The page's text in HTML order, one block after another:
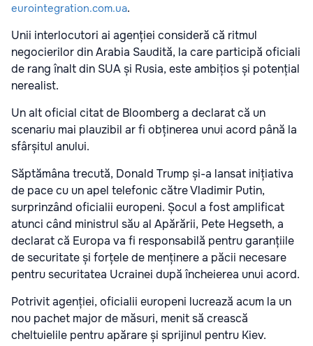
eurointegration.com.ua.
Unii interlocutori ai agenției consideră că ritmul
negocierilor din Arabia Saudită, la care participă oficiali
de rang înalt din SUA și Rusia, este ambițios și potențial
nerealist.
Un alt oficial citat de Bloomberg a declarat că un
scenariu mai plauzibil ar fi obținerea unui acord până la
sfârșitul anului.
Săptămâna trecută, Donald Trump și-a lansat inițiativa
de pace cu un apel telefonic către Vladimir Putin,
surprinzând oficialii europeni. Șocul a fost amplificat
atunci când ministrul său al Apărării, Pete Hegseth, a
declarat că Europa va fi responsabilă pentru garanțiile
de securitate și forțele de menținere a păcii necesare
pentru securitatea Ucrainei după încheierea unui acord.
Potrivit agenției, oficialii europeni lucrează acum la un
nou pachet major de măsuri, menit să crească
cheltuielile pentru apărare și sprijinul pentru Kiev.